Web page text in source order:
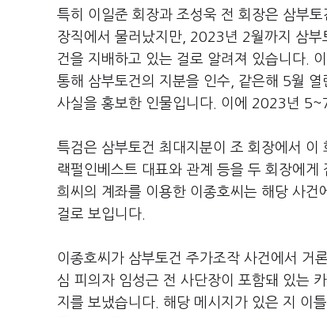
특히 이일준 회장과 조성욱 전 회장은 삼부
장직에서 물러났지만, 2023년 2월까지 삼
건을 지배하고 있는 걸로 알려져 있습니다.
통해 삼부토건의 지분을 인수, 같은해 5월
사실을 홍보한 인물입니다. 이에 2023년
특검은 삼부토건 최대지분이 조 회장에서
랙펄인베스트 대표와 관계 등을 두 회장에
희씨의 계좌를 이용한 이종호씨는 해당 사
걸로 보입니다.
이종호씨가 삼부토건 주가조작 사건에서 거
심 피의자 임성근 전 사단장이 포함돼 있는
지를 보냈습니다. 해당 메시지가 있은 지 이